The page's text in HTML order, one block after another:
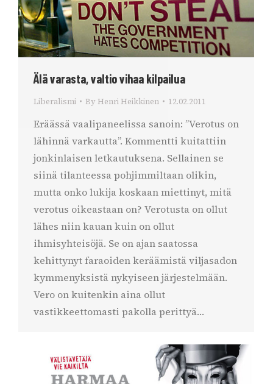
Älä varasta, valtio vihaa kilpailua
Liberalismi By Henri Heikkinen 12.02.2011
Eräässä vaalipaneelissa sanoin: ”Verotus on
lähinnä varkautta”. Kommentti kuitattiin
jonkinlaisen letkautuksena. Sellainen se
siinä tilanteessa pohjimmiltaan olikin,
mutta onko lukija koskaan miettinyt, mitä
verotus oikeastaan on? Verotusta on ollut
lähes niin kauan kuin on ollut
ihmisyhteisöjä. Se on ajan saatossa
kehittynyt faraoiden keräämistä viljasadon
kymmenyksistä nykyiseen järjestelmään.
Vero on kuitenkin aina ollut
vastikkeettomasti pakolla perittyä…